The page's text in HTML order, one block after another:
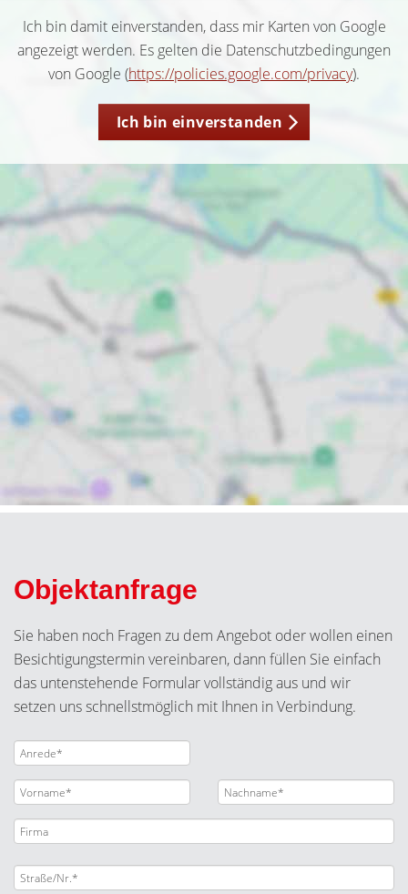
Ich bin damit einverstanden, dass mir Karten von Google
angezeigt werden. Es gelten die Datenschutzbedingungen
von Google (https://policies.google.com/privacy).
Ich bin einverstanden
Objektanfrage
Sie haben noch Fragen zu dem Angebot oder wollen einen
Besichtigungstermin vereinbaren, dann füllen Sie einfach
das untenstehende Formular vollständig aus und wir
setzen uns schnellstmöglich mit Ihnen in Verbindung.